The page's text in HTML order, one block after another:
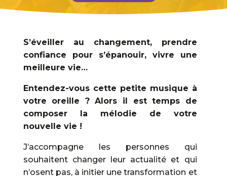
S’éveiller au changement, prendre
confiance pour s’épanouir, vivre une
meilleure vie…
Entendez-vous cette petite musique à
votre oreille ? Alors il est temps de
composer la mélodie de votre
nouvelle vie !
J’accompagne les personnes qui
souhaitent changer leur actualité et qui
n’osent pas, à initier une transformation et